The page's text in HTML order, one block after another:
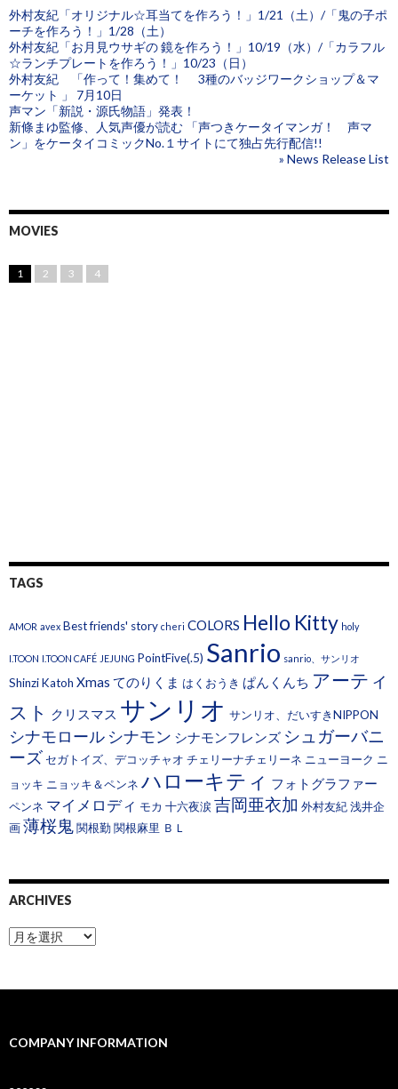
外村友紀「オリジナル☆耳当てを作ろう！」1/21（土）/「鬼の子ポ
ーチを作ろう！」1/28（土）
外村友紀「お月見ウサギの 鏡を作ろう！」10/19（水）/「カラフル
☆ランチプレートを作ろう！」10/23（日）
外村友紀 「作って！集めて！ 3種のバッジワークショップ＆マ
ーケット 」 7月10日
声マン「新説・源氏物語」発表！
新條まゆ監修、人気声優が読む 「声つきケータイマンガ！ 声マ
ン」をケータイコミックNo.１サイトにて独占先行配信!!
» News Release List
MOVIES
1 2 3 4
TAGS
AMOR avex Best friends' story cheri COLORS Hello Kitty holy
I.TOON I.TOON CAFÉ JEJUNG PointFive(.5) Sanrio sanrio、サンリオ
Shinzi Katoh Xmas てのりくま はくおうき ぱんくんち アーティ
スト クリスマス サンリオ サンリオ、だいすきNIPPON
シナモロール シナモン シナモンフレンズ シュガーバニ
ーズ セガトイズ、デコッチャオ チェリーナチェリーネ ニューヨーク ニ
ョッキ ニョッキ＆ペンネ ハローキティ フォトグラファー
ペンネ マイメロディ モカ 十六夜涙 吉岡亜衣加 外村友紀浅井企
画薄桜鬼関根勤関根麻里 ＢＬ
ARCHIVES
A
r
s
COMPANY INFORMATION